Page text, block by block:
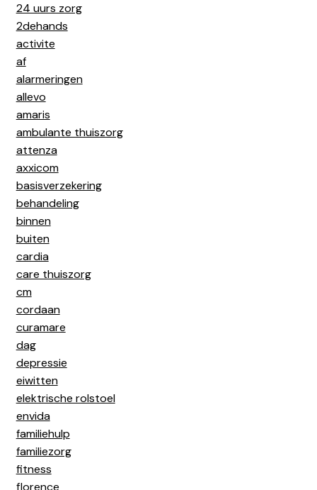
24 uurs zorg
2dehands
activite
af
alarmeringen
allevo
amaris
ambulante thuiszorg
attenza
axxicom
basisverzekering
behandeling
binnen
buiten
cardia
care thuiszorg
cm
cordaan
curamare
dag
depressie
eiwitten
elektrische rolstoel
envida
familiehulp
familiezorg
fitness
florence